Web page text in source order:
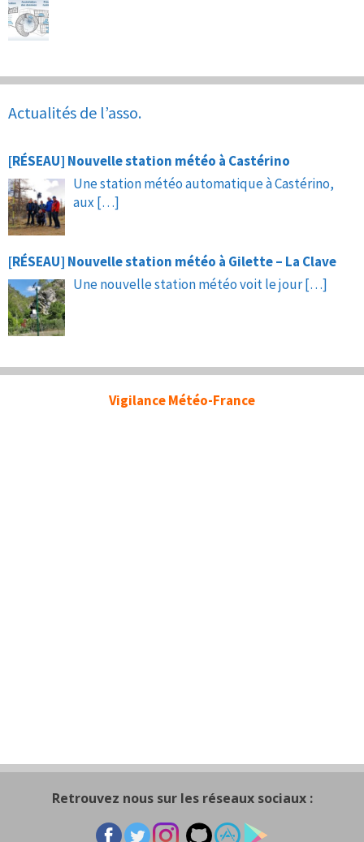
Actualités de l’asso.
[RÉSEAU] Nouvelle station météo à Castérino
Une station météo automatique à Castérino,
aux […]
[RÉSEAU] Nouvelle station météo à Gilette – La Clave
Une nouvelle station météo voit le jour[…]
Vigilance Météo-France
Retrouvez nous sur les réseaux sociaux :